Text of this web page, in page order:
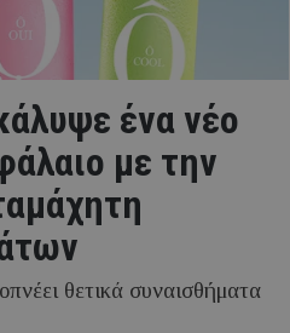
ένα νέο
με την
θετικά συναισθήματα